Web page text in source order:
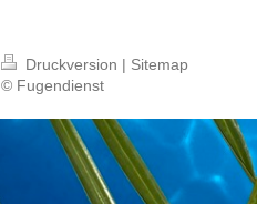
Druckversion | Sitemap
© Fugendienst